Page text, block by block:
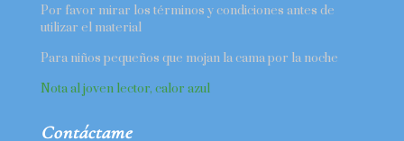
Por favor mirar los términos y condiciones antes de
utilizar el material
Para niños pequeños que mojan la cama por la noche
Nota al joven lector, calor azul
Contáctame